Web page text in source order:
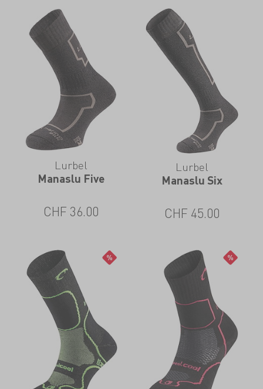
Lurbel
Manaslu Five
CHF 36.00
Lurbel
Manaslu Six
CHF 45.00